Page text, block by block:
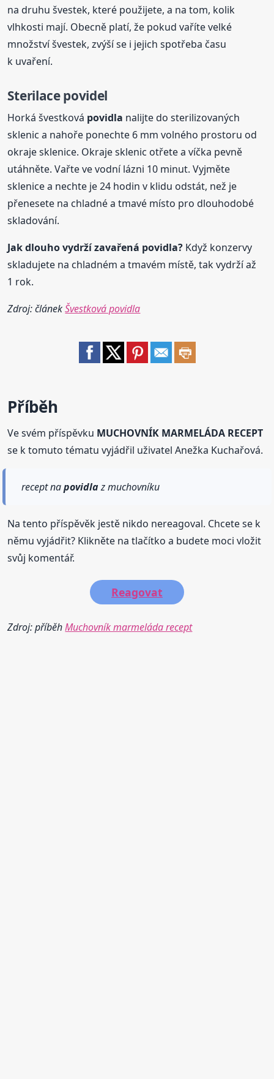
na druhu švestek, které použijete, a na tom, kolik
vlhkosti mají. Obecně platí, že pokud vaříte velké
množství švestek, zvýší se i jejich spotřeba času
k uvaření.
Sterilace povidel
Horká švestková povidla nalijte do sterilizovaných
sklenic a nahoře ponechte 6 mm volného prostoru od
okraje sklenice. Okraje sklenic otřete a víčka pevně
utáhněte. Vařte ve vodní lázni 10 minut. Vyjměte
sklenice a nechte je 24 hodin v klidu odstát, než je
přenesete na chladné a tmavé místo pro dlouhodobé
skladování.
Jak dlouho vydrží zavařená povidla? Když konzervy
skladujete na chladném a tmavém místě, tak vydrží až
1 rok.
Zdroj: článekŠvestková povidla
Příběh
Ve svém příspěvku MUCHOVNÍK MARMELÁDA RECEPT
se k tomuto tématu vyjádřil uživatel Anežka Kuchařová.
recept napovidlaz muchovníku
Na tento příspěvěk jestě nikdo nereagoval. Chcete se k
němu vyjádřit? Klikněte na tlačítko a budete moci vložit
svůj komentář.
Reagovat
Zdroj: příběhMuchovník marmeláda recept